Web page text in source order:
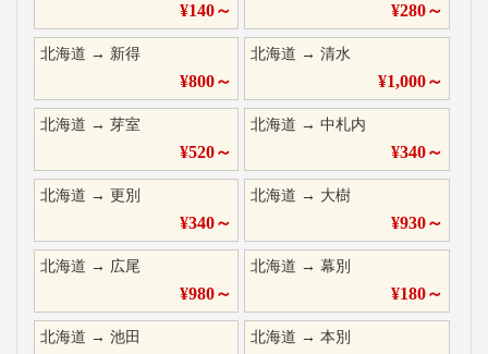
¥140～ ¥280～
北海道 → 新得
¥800～
北海道 →清水
¥1,000～
北海道 → 芽室
¥520～
北海道 →中札内
¥340～
北海道 → 更別
¥340～
北海道 → 大樹
¥930～
北海道 → 広尾
¥980～
北海道 →幕別
¥180～
北海道 → 池田 北海道 →本別